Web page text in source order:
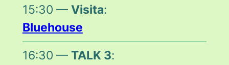
15:30 — Visita:
Bluehouse
16:30 — TALK 3: